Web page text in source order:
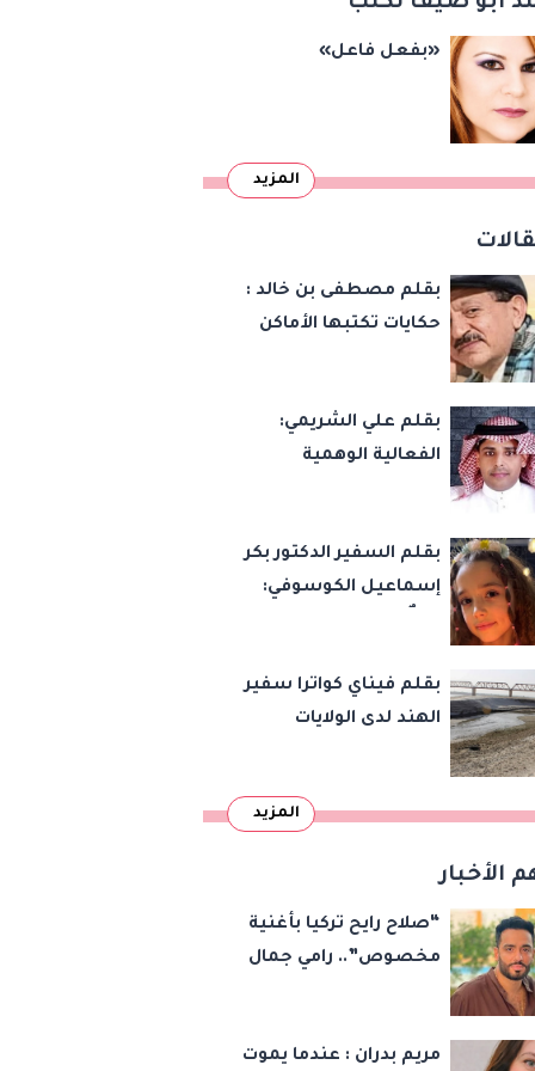
«بفعل فاعل»
المزيد
بقلم مصطفى بن خالد :
حكايات تكتبها الأماكن
بقلم علي الشريمي:
الفعالية الوهمية
بقلم السفير الدكتور بكر
إسماعيل الكوسوفي:
بقلم فيناي كواترا سفير
الهند لدى الولايات
وقت طويل من تعليق
المزيد
الأخبار
“صلاح رايح تركيا بأغنية
مخصوص”.. رامي جمال
مريم بدران : عندما يموت